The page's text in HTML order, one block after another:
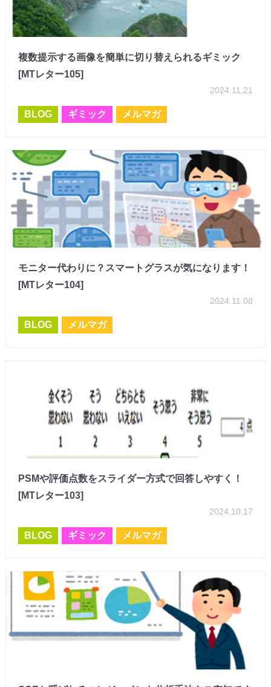
複数提示する画像を簡単に切り替えられるギミック
[MTレター105]
2024.11.21
BLOG ギミック メルマガ
モニター代わりに？スマートグラスが気になります！
[MTレター104]
2024.11.08
BLOG メルマガ
PSMや評価点数をスライダー方式で回答しやすく！
[MTレター103]
2024.10.17
BLOG ギミック メルマガ